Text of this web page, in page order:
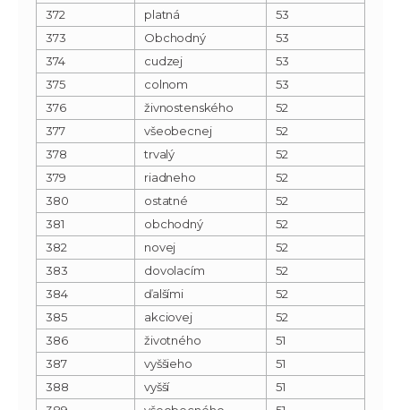
372
platná
53
373
Obchodný
53
374
cudzej
53
375
colnom
53
376
živnostenského
52
377
všeobecnej
52
378
trvalý
52
379
riadneho
52
380
ostatné
52
381
obchodný
52
382
novej
52
383
dovolacím
52
384
ďalšími
52
385
akciovej
52
386
životného
51
387
vyššieho
51
388
vyšší
51